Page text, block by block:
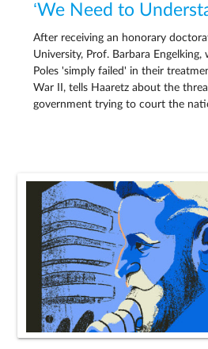
‘We Need to
After receiving an honorary
University, Prof. Barbara
Poles 'simply failed' in their
War II, tells Haaretz about the
government trying to court the